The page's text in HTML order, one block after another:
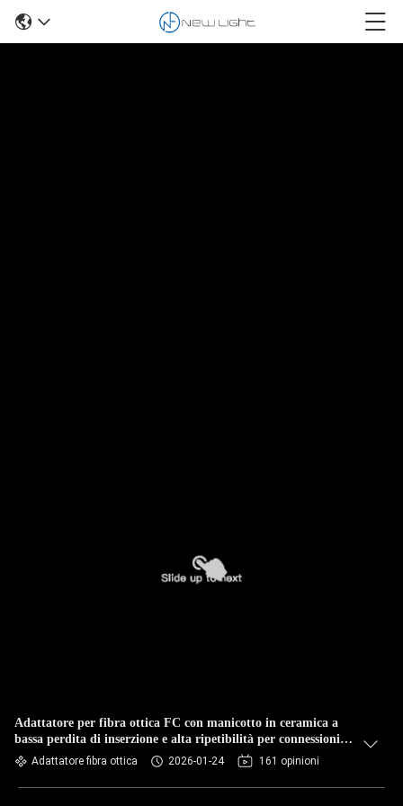
Adattatore per fibra ottica FC con manicotto in ceramica a
bassa perdita di inserzione e alta ripetibilità per connessioni
ottiche affidabili
Adattatore fibra ottica 2026-01-24 161 opinioni